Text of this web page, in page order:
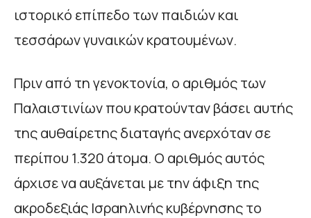
ιστορικό επίπεδο των παιδιών και
τεσσάρων γυναικών κρατουμένων.
Πριν από τη γενοκτονία, ο αριθμός των
Παλαιστινίων που κρατούνταν βάσει αυτής
της αυθαίρετης διαταγής ανερχόταν σε
περίπου 1.320 άτομα. Ο αριθμός αυτός
άρχισε να αυξάνεται με την άφιξη της
ακροδεξιάς Ισραηλινής κυβέρνησης το